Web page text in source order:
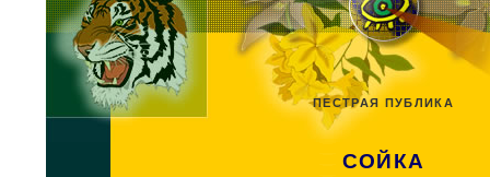
ПЕСТРАЯ ПУБЛИКА
СОЙКА